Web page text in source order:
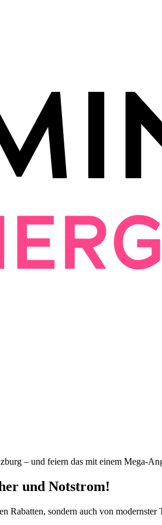
– und feiern das mit einem Mega-
und Notstrom!
Rabatten, sondern auch von